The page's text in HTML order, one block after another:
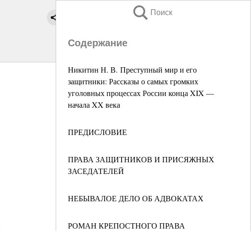
Поиск
Содержание
Никитин Н. В. Преступный мир и его
защитники: Рассказы о самых громких
уголовных процессах России конца XIX —
начала XX века
ПРЕДИСЛОВИЕ
ПРАВА ЗАЩИТНИКОВ И ПРИСЯЖНЫХ
ЗАСЕДАТЕЛЕЙ
НЕБЫВАЛОЕ ДЕЛО ОБ АДВОКАТАХ
РОМАН КРЕПОСТНОГО ПРАВА